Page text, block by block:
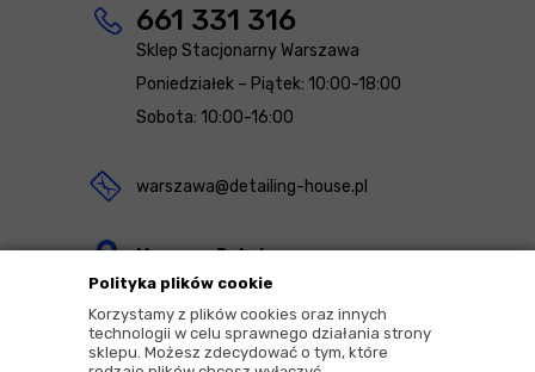
Polityka plików cookie
Korzystamy z plików cookies oraz innych
technologii w celu sprawnego działania strony
sklepu. Możesz zdecydować o tym, które
661 331 316
Sklep Stacjonarny Warszawa
Poniedziałek – Piątek: 10:00-18:00
Sobota: 10:00-16:00
warszawa@detailing-house.pl
Magazyn Rekcin
Nomos Sp. z o.o. sp.k.
ul. Agrestowa 1
83-010 Rekcin